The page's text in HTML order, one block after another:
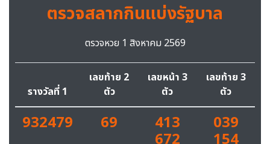
ตรวจสลากกินแบ่งรัฐบาล
ตรวจหวย 1 สิงหาคม 2569
รางวัลที่ 1
เลขท้าย 2
ตัว
เลขหน้า 3
ตัว
เลขท้าย 3
ตัว
932479 69 413 039